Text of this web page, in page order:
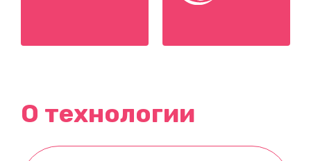
О технологии